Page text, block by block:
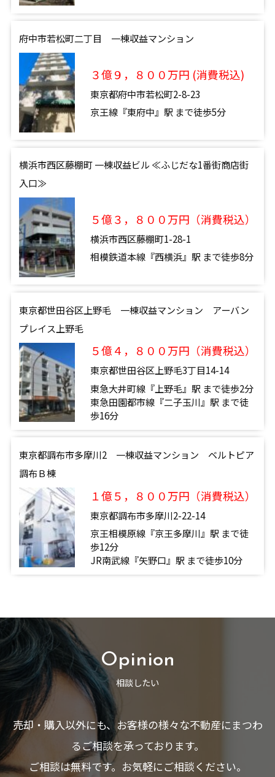
府中市若松町二丁目 一棟収益マンション
３億９，８００万円 (消費税込)
東京都府中市若松町2-8-23
京王線『東府中』駅 まで徒歩5分
横浜市西区藤棚町 一棟収益ビル ≪ふじだな1番街商店街
入口≫
５億３，８００万円（消費税込）
横浜市西区藤棚町1-28-1
相模鉄道本線『西横浜』駅 まで徒歩8分
東京都世田谷区上野毛 一棟収益マンション アーバン
プレイス上野毛
５億４，８００万円（消費税込）
東京都世田谷区上野毛3丁目14-14
東急大井町線『上野毛』駅 まで徒歩2分
東急田園都市線『二子玉川』駅 まで徒
歩16分
東京都調布市多摩川2 一棟収益マンション ベルトピア
調布Ｂ棟
１億５，８００万円（消費税込）
東京都調布市多摩川2-22-14
京王相模原線『京王多摩川』駅 まで徒
歩12分
JR南武線『矢野口』駅 まで徒歩10分
Opinion
相談したい
売却・購入以外にも、お客様の様々な不動産にまつわ
るご相談を承っております。
ご相談は無料です。お気軽にご相談ください。